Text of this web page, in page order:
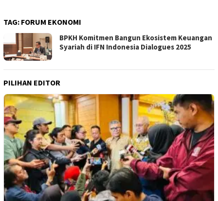
TAG: FORUM EKONOMI
BPKH Komitmen Bangun Ekosistem Keuangan
Syariah di IFN Indonesia Dialogues 2025
PILIHAN EDITOR